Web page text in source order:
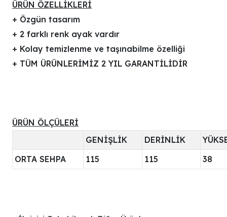
ÜRÜN ÖZELLİKLERİ
+ Özgün tasarım
+ 2 farklı renk ayak vardır
+ Kolay temizlenme ve taşınabilme özelliği
+ TÜM ÜRÜNLERİMİZ 2 YIL GARANTİLİDİR
ÜRÜN ÖLÇÜLERİ
GENİŞLİK
DERİNLİK
ORTA SEHPA
115 115 38